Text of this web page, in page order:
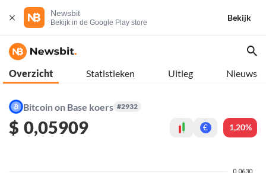
Newsbit
Bekijk in de Google Play store
Bekijk
Overzicht Statistieken Uitleg Nieuws
Bitcoin on Base koers #2932
$ 0,05909 € 1,20%